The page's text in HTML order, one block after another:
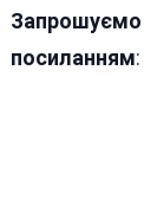
Запрошуємо
посиланням: